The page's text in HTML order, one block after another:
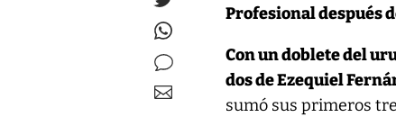
Profesional después
Con un doblete del
dos de Ezequiel
sumó sus primeros